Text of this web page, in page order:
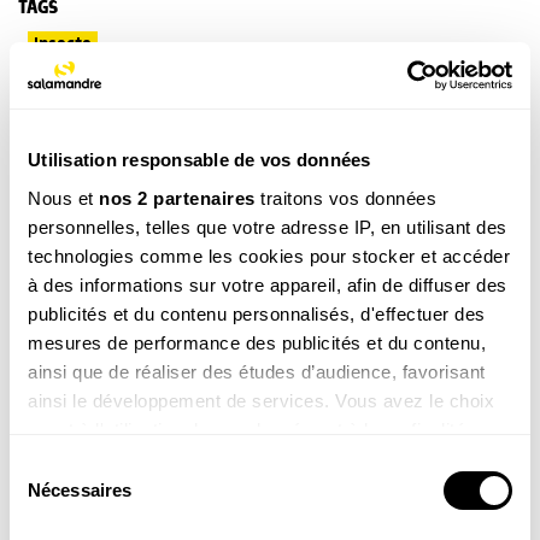
Utilisation responsable de vos données
Nous et nos 2 partenaires traitons vos données
personnelles, telles que votre adresse IP, en utilisant des
technologies comme les cookies pour stocker et accéder
à des informations sur votre appareil, afin de diffuser des
publicités et du contenu personnalisés, d'effectuer des
mesures de performance des publicités et du contenu,
ainsi que de réaliser des études d’audience, favorisant
ainsi le développement de services. Vous avez le choix
tout moment en consultant la Déclaration relative aux
cookies ou en cliquant sur l'icône de confidentialité.
Nécessaires
TAGS
Insecte
NOS 3 REVUES
REVUE SALAMANDRE
Plongez au coeur d'une nature insolite près de chez
vous
Découvrir la revue